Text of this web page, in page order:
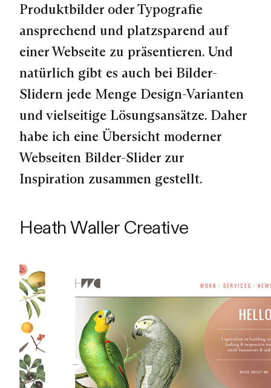
Produktbilder oder Typografie
ansprechend und platzsparend auf
einer Webseite zu präsentieren. Und
natürlich gibt es auch bei Bilder-
Slidern jede Menge Design-Varianten
und vielseitige Lösungsansätze. Daher
habe ich eine Übersicht moderner
Webseiten Bilder-Slider zur
Inspiration zusammen gestellt.
Heath Waller Creative